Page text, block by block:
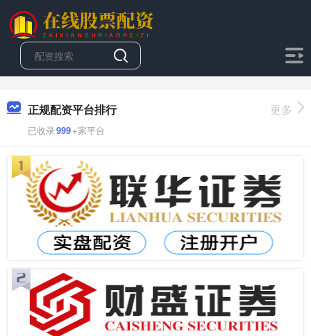
正规配资平台排行
已收录999+家平台
更多